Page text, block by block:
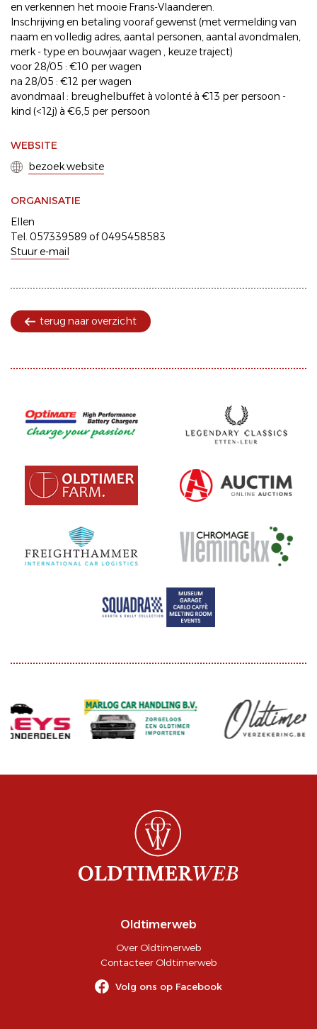
en verkennen het mooie Frans-Vlaanderen.
Inschrijving en betaling vooraf gewenst (met vermelding van
naam en volledig adres, aantal personen, aantal avondmalen,
merk - type en bouwjaar wagen , keuze traject)
voor 28/05 : €10 per wagen
na 28/05 : €12 per wagen
avondmaal : breughelbuffet à volonté à €13 per persoon -
kind (<12j) à €6,5 per persoon
WEBSITE
bezoek website
ORGANISATIE
Ellen
Tel. 057339589 of 0495458583
Stuur e-mail
terug naar overzicht
Oldtimerweb
Over Oldtimerweb
Contacteer Oldtimerweb
Volg ons op Facebook